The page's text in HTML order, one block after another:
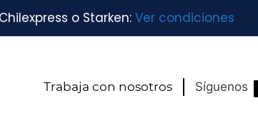
o Starken: Ver condiciones
Trabaja con nosotros Síguenos